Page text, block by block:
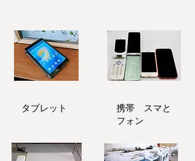
タブレット
携帯 スマと
フォン